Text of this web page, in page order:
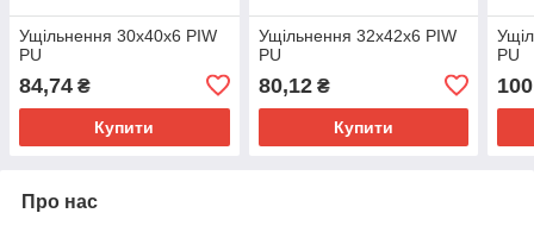
Ущільнення 30х40х6 PIW
PU
84,74 ₴
Купити
Ущільнення 32х42х6 PIW
PU
80,12₴
Купити
PU
Про нас